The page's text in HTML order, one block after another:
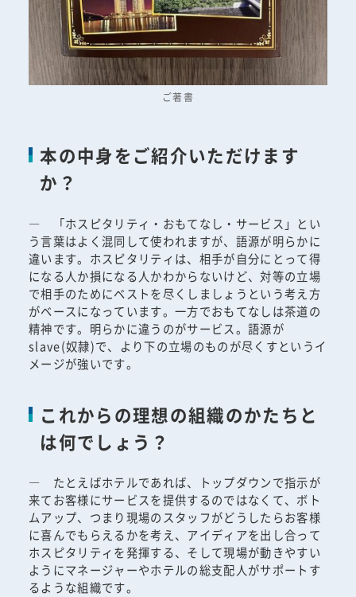
ご著書
本の中身をご紹介いただけます
か？
― 「ホスピタリティ・おもてなし・サービス」とい
う言葉はよく混同して使われますが、語源が明らかに
違います。ホスピタリティは、相手が自分にとって得
になる人か損になる人かわからないけど、対等の立場
で相手のためにベストを尽くしましょうという考え方
がベースになっています。一方でおもてなしは茶道の
精神です。明らかに違うのがサービス。語源が
slave(奴隷)で、より下の立場のものが尽くすというイ
メージが強いです。
これからの理想の組織のかたちと
は何でしょう？
― たとえばホテルであれば、トップダウンで指示が
来てお客様にサービスを提供するのではなくて、ボト
ムアップ、つまり現場のスタッフがどうしたらお客様
に喜んでもらえるかを考え、アイディアを出し合って
ホスピタリティを発揮する、そして現場が動きやすい
ようにマネージャーやホテルの総支配人がサポートす
るような組織です。